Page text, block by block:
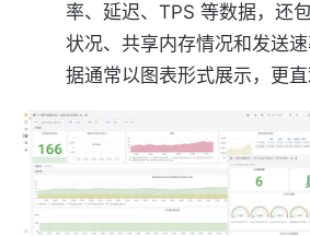
率、延迟、TPS 等数据，还
状况、共享内存情况和发送
据通常以图表形式展示，更直